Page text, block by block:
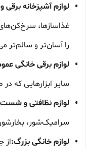
لوازم آشپزخانه برقی
غذاسازها،
را آسان‌تر و سالم‌تر
لوازم برقی خانگی
سایر ابزارهایی که
لوازم نظافتی و
سرامیک‌شور،
لوازم خانگی بزرگ:از